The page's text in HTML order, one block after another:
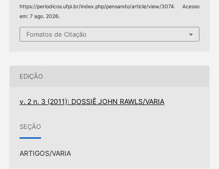
https://periodicos.ufpi.br/index.php/pensando/article/view/3074. Acesso
em: 7 ago. 2026.
Fomatos de Citação
EDIÇÃO
v. 2 n. 3 (2011): DOSSIÊ JOHN RAWLS/VARIA
SEÇÃO
ARTIGOS/VARIA